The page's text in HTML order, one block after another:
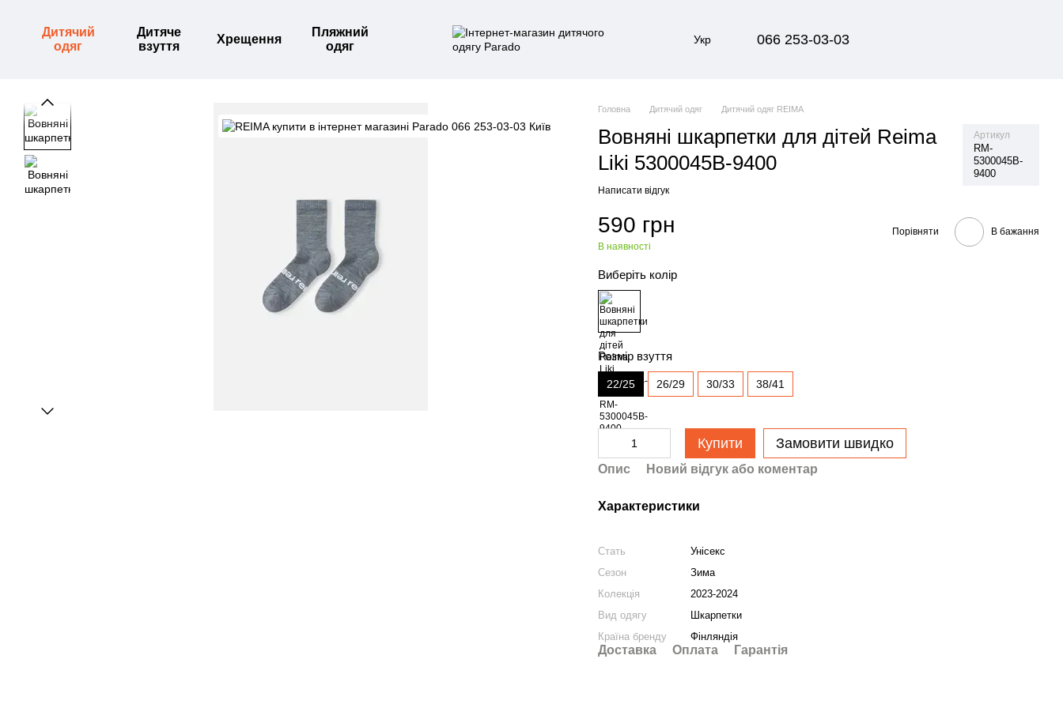
Дитячий
одяг
Дитяче
взуття
Хрещення
Пляжний
одяг
Укр 066 253-03-03
Головна Дитячий одяг Дитячий одяг REIMA
Вовняні шкарпетки для дітей Reima
Liki 5300045B-9400
Артикул
RM-
5300045B-
9400
Написати відгук
590 грн
В наявності
Порівняти В бажання
Виберіть колір
Розмір взуття
22/25 26/29 30/33 38/41
Купити Замовити швидко
Опис Новий відгук або коментар
Характеристики
Стать
Унісекс
Сезон
Зима
Колекція
2023-2024
Вид одягу
Шкарпетки
Країна бренду
Фінляндія
Доставка Оплата Гарантія